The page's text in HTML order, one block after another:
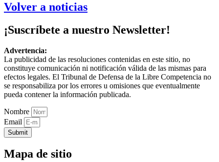
Volver a noticias
¡Suscríbete a nuestro Newsletter!
Advertencia:
La publicidad de las resoluciones contenidas en este sitio, no
constituye comunicación ni notificación válida de las mismas para
efectos legales. El Tribunal de Defensa de la Libre Competencia no
se responsabiliza por los errores u omisiones que eventualmente
pueda contener la información publicada.
Nombre
Email
Submit
Mapa de sitio